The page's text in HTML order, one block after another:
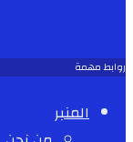
روابط مهمة
المنبر